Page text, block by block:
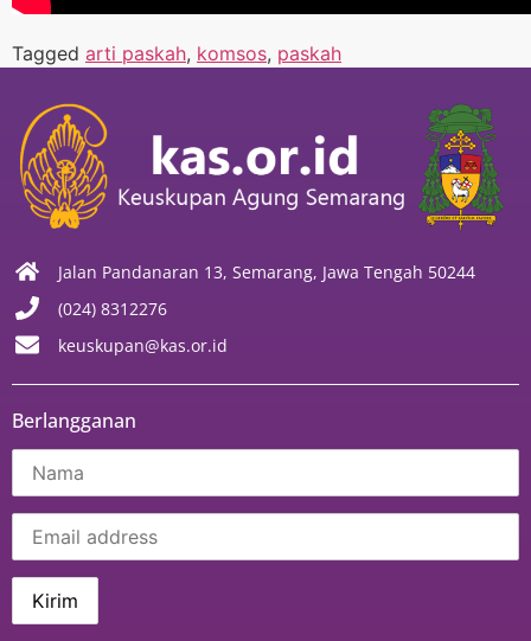
Tagged arti paskah, komsos, paskah
Jalan Pandanaran 13, Semarang, Jawa Tengah 50244
(024) 8312276
keuskupan@kas.or.id
Berlangganan